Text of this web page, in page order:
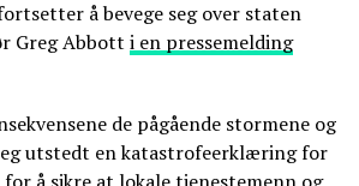
å bevege seg over staten
Greg Abbott i en pressemelding
de pågående stormene og
utstedt en katastrofeerklæring for